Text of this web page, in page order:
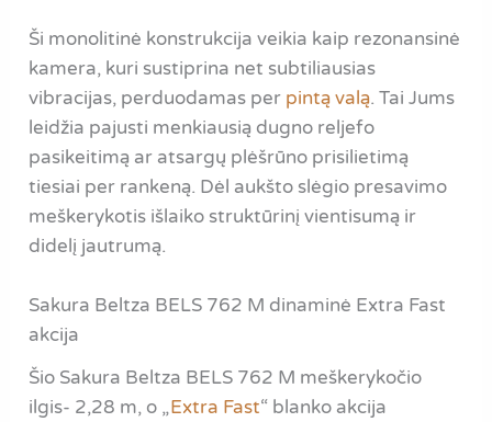
Ši monolitinė konstrukcija veikia kaip rezonansinė
kamera, kuri sustiprina net subtiliausias
vibracijas, perduodamas per pintą valą. Tai Jums
leidžia pajusti menkiausią dugno reljefo
pasikeitimą ar atsargų plėšrūno prisilietimą
tiesiai per rankeną. Dėl aukšto slėgio presavimo
meškerykotis išlaiko struktūrinį vientisumą ir
didelį jautrumą.
Sakura Beltza BELS 762 M dinaminė Extra Fast
akcija
Šio Sakura Beltza BELS 762 M meškerykočio
ilgis- 2,28 m, o „Extra Fast“ blanko akcija